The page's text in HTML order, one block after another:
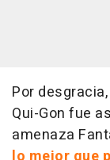
Por
Qui-Gon fue
amenaza